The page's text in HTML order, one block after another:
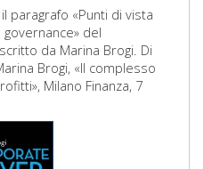
paragrafo «Punti di vista
del
da Marina Brogi. Di
Brogi, «Il complesso
Milano Finanza, 7